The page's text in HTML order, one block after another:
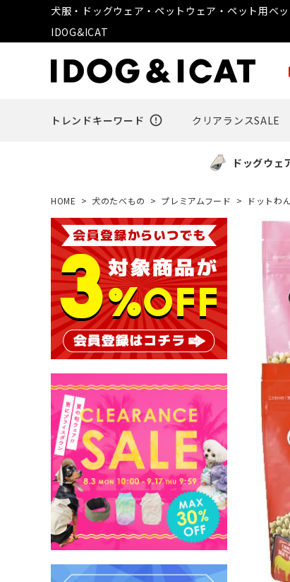
犬服・ドッグウェア・ペットウェア・ペット用ベ
IDOG&ICAT
トレンドキーワード error_outline クリアランスSALE
ドッグウェ
HOME 犬のたべもの プレミアムフード ドットわん